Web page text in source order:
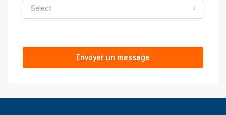
Select
Envoyer un message